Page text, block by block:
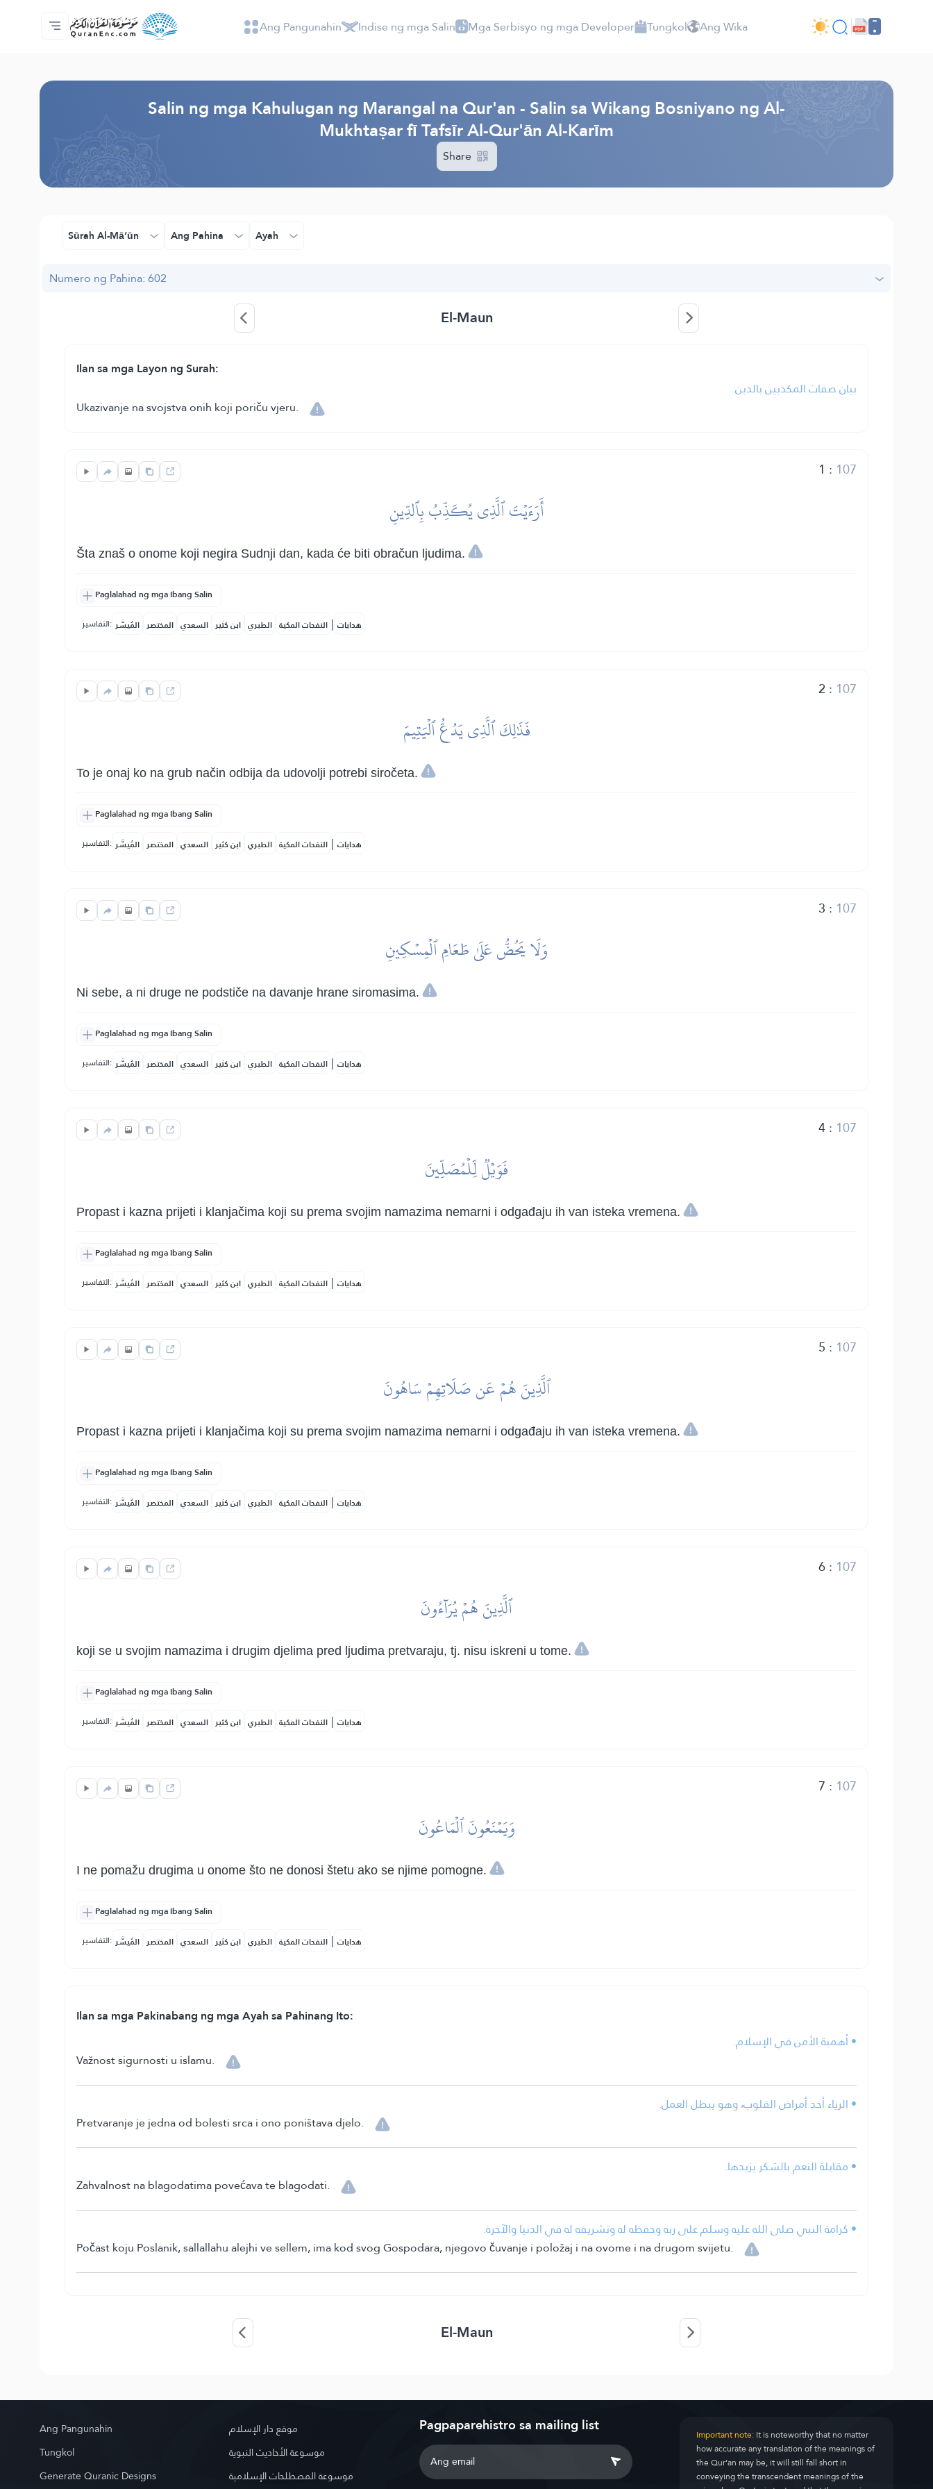
Ang Pangunahin
Indise ng mga Salin
Audio
Mga Serbisyo ng mga Developer - API
Tungkol
makipag-ugnayan sa amin
Ang Wika Ang Pangunahin Indise ng mga Salin Mga Serbisyo ng mga Developer Tungkol Ang Wika
Salin ng mga Kahulugan ng Marangal na Qur'an - Salin sa Wikang Bosniyano ng Al-
Mukhtaṣar fī Tafsīr Al-Qur'ān Al-Karīm
Share
Sūrah Al-Mā‘ūn Ang Pahina Ayah
Numero ng Pahina: 602
El-Maun
Ilan sa mga Layon ng Surah:
بيان صفات المكذبين بالدين.
Ukazivanje na svojstva onih koji poriču vjeru.
1 : 107
أَرَءَيۡتَ ٱلَّذِي يُكَذِّبُ بِٱلدِّينِ
Šta znaš o onome koji negira Sudnji dan, kada će biti obračun ljudima.
Paglalahad ng mga Ibang Salin
التفاسير: المُيسَّر المختصر السعدي ابن كثير الطبري النفحات المكية | هدايات
2 : 107
فَذَٰلِكَ ٱلَّذِي يَدُعُّ ٱلۡيَتِيمَ
To je onaj ko na grub način odbija da udovolji potrebi siročeta.
Paglalahad ng mga Ibang Salin
التفاسير: المُيسَّر المختصر السعدي ابن كثير الطبري النفحات المكية | هدايات
3 : 107
وَلَا يَحُضُّ عَلَىٰ طَعَامِ ٱلۡمِسۡكِينِ
Ni sebe, a ni druge ne podstiče na davanje hrane siromasima.
Paglalahad ng mga Ibang Salin
التفاسير: المُيسَّر المختصر السعدي ابن كثير الطبري النفحات المكية | هدايات
4: 107
فَوَيۡلٞ لِّلۡمُصَلِّينَ
Propast i kazna prijeti i klanjačima koji su prema svojim namazima nemarni i odgađaju ih van isteka vremena.
Paglalahad ng mga Ibang Salin
التفاسير: المُيسَّر المختصر السعدي ابن كثير الطبري النفحات المكية | هدايات
5 : 107
ٱلَّذِينَ هُمۡ عَن صَلَاتِهِمۡ سَاهُونَ
Propast i kazna prijeti i klanjačima koji su prema svojim namazima nemarni i odgađaju ih van isteka vremena.
Paglalahad ng mga Ibang Salin
التفاسير: المُيسَّر المختصر السعدي ابن كثير الطبري النفحات المكية | هدايات
6: 107
ٱلَّذِينَ هُمۡ يُرَآءُونَ
koji se u svojim namazima i drugim djelima pred ljudima pretvaraju, tj. nisu iskreni u tome.
Paglalahad ng mga Ibang Salin
التفاسير: المُيسَّر المختصر السعدي ابن كثير الطبري النفحات المكية | هدايات
7 : 107
وَيَمۡنَعُونَ ٱلۡمَاعُونَ
I ne pomažu drugima u onome što ne donosi štetu ako se njime pomogne.
Paglalahad ng mga Ibang Salin
التفاسير: المُيسَّر المختصر السعدي ابن كثير الطبري النفحات المكية | هدايات
Ilan sa mga Pakinabang ng mga Ayah sa Pahinang Ito:
• أهمية الأمن في الإسلام.
Važnost sigurnosti u islamu.
• الرياء أحد أمراض القلوب، وهو يبطل العمل.
Pretvaranje je jedna od bolesti srca i ono poništava djelo.
• مقابلة النعم بالشكر يزيدها.
Zahvalnost na blagodatima povećava te blagodati.
• كرامة النبي صلى الله عليه وسلم على ربه وحفظه له وتشريفه له في الدنيا والآخرة.
Počast koju Poslanik, sallallahu alejhi ve sellem, ima kod svog Gospodara, njegovo čuvanje i položaj i na ovome i na drugom svijetu.
El-Maun
Ang Pangunahin
Tungkol
Generate Quranic Designs
موقع دار الإسلام
موسوعة الأحاديث النبوية
موسوعة المصطلحات الإسلامية
Pagpaparehistro sa mailing list Important note:It is noteworthy that no matter
how accurate any translation of the meanings of
the Qur’an may be, it will still fall short in
conveying the transcendent meanings of the